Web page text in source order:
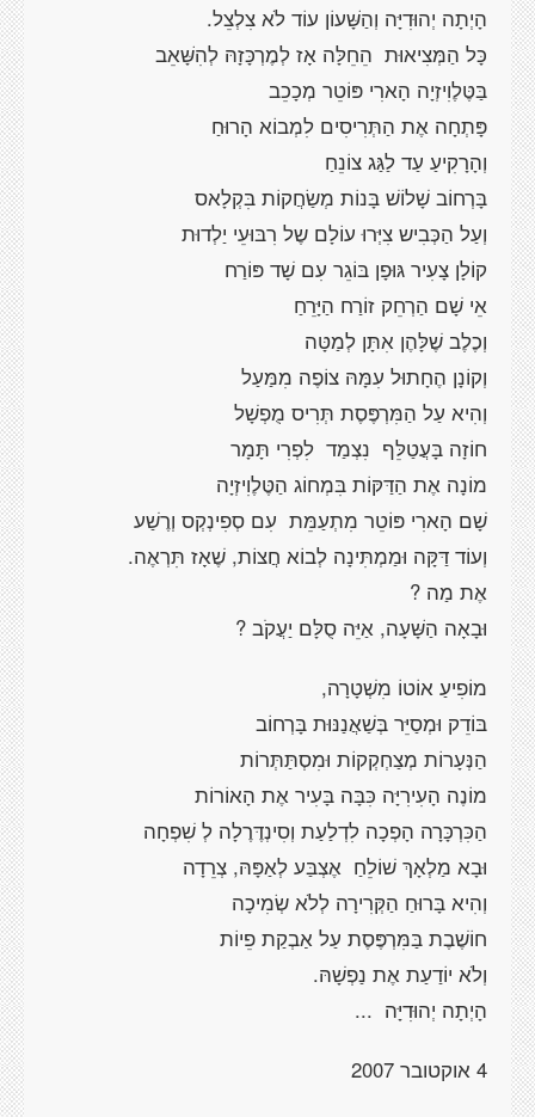
הָיְתָה יְהוּדִיָּה וְהַשָּׁעוֹן עוֹד לֹא צִלְצֵל.
כָּל הַמְּצִיאוּת הֵחֵלָּה אָז לְמֶרְכָּזָהּ לְהִשָּׁאֵב
בַּטֶּלֶוִיזְיָה הָארִי פּוֹטֵר מְכָכֵב
פָּתְחָה אֶת הַתְּרִיסִים לִמְבוֹא הָרוּחַ
וְהָרָקִיעַ עַד לַגַּג צוֹנֵחַ
בָּרְחוֹב שָׁלוֹשׁ בָּנוֹת מְשַׂחֲקוֹת בִּקְלָאס
וְעַל הַכְּבִיש צִיְּרוּ עוֹלָם שֶל רִבּוּעֵי יַלְדוּת
קוֹלָן צָעִיר גּוּפָן בּוֹגֵר עִם שָׁד פּוֹרַח
אֵי שָׁם הַרְחֵק זוֹרַח הַיָּרֵחַ
וְכֶלֶב שֶׁלָּהֶן אִתָּן לְמַטָּה
וְקוֹנָן הֶחָתוּל עִמָּהּ צוֹפֶה מִמַּעַל
וְהִיא עַל הַמִּרְפֶּסֶת תְּרִיס מֻפְשָׁל
חוֹזָה בָּעֲטַלֵּף נִצְמַד לִפְרִי תָּמָר
מוֹנָה אֶת הַדַּקּוֹת בִּמְחוֹג הַטֶּלֶוִיזְיָה
שָׁם הָארִי פּוֹטֵר מִתְעַמֵּת עִם סְפִינְקְס וְרֶשַׁע
וְעוֹד דַּקָּה וּמַמְתִּינָה לְבוֹא חֲצוֹת, שֶׁאָז תִּרְאֶה.
אֶת מַה ?
וּבָאָה הַשָּׁעָה, אַיֵּה סֻלָּם יַעֲקֹב ?
מוֹפִיעַ אוֹטוֹ מִשְׁטָרָה,
בּוֹדֵק וּמְסַיֵּר בְּשַׁאֲנַנּוּת בָּרְחוֹב
הַנְּעָרוֹת מְצַחְקְקוֹת וּמִסְתַּתְּרוֹת
מוֹנֶה הָעִירִיָּה כִּבָּה בָּעִיר אֶת הָאוֹרוֹת
הַכִּרְכָּרָה הָפְכָה לִדְלַעַת וְסִינְדֶּרֶלָה לְ שִׁפְחָה
וּבָא מַלְאָךְ שׁוֹלֵחַ אֶצְבַּע לְאַפָּהּ, צְרֵדָה
וְהִיא בָּרוּחַ הַקְּרִירָה לְלֹא שְׂמִיכָה
חוֹשֶׁבֶת בַּמִּרְפֶּסֶת עַל אַבְקַת פֵיוֹת
וְלֹא יוֹדַעַת אֶת נַפְשָׁהּ.
הָיְתָה יְהוּדִיָּה ...
4 אוקטובר 2007